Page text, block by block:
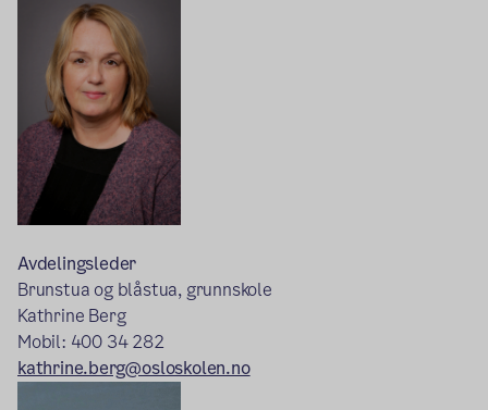
Avdelingsleder
Brunstua og blåstua, grunnskole
Kathrine Berg
Mobil: 400 34 282
kathrine.berg@osloskolen.no